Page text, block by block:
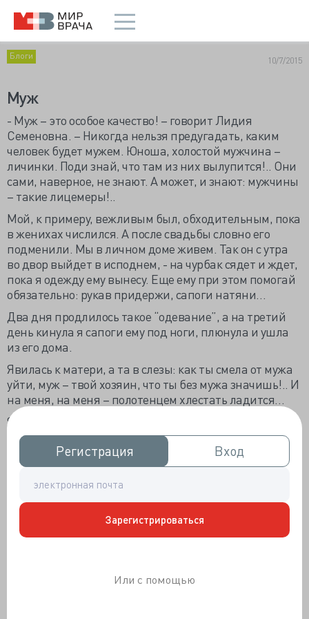
Регистрация
Регистрация Вход
Вход
Зарегистрироваться
Или с помощью
Блоги 10/7/2015
Муж
- Муж – это особое качество! – говорит Лидия
Семеновна. – Никогда нельзя предугадать, каким
человек будет мужем. Юноша, холостой мужчина –
личинки. Поди знай, что там из них вылупится!.. Они
сами, наверное, не знают. А может, и знают: мужчины
– такие лицемеры!..
Мой, к примеру, вежливым был, обходительным, пока
в женихах числился. А после свадьбы словно его
подменили. Мы в личном доме живем. Так он с утра
во двор выйдет в исподнем, - на чурбак сядет и ждет,
пока я одежду ему вынесу. Еще ему при этом помогай
обязательно: рукав придержи, сапоги натяни…
Два дня продлилось такое “одевание”, а на третий
день кинула я сапоги ему под ноги, плюнула и ушла
из его дома.
Явилась к матери, а та в слезы: как ты смела от мужа
уйти, муж – твой хозяин, что ты без мужа значишь!.. И
на меня, на меня – полотенцем хлестать ладится…
Я словно родилась в тот день, - такой вдруг сильной
себя ощутила, глядя на мать.
Ну нет, сказала ей в лицо, ты кудахчешь, как
свободный. И не нужен мне муж-хозяин, лучше уж
вовсе без мужа!.. А мать кричит: опомнись, дура, ты
что, ополоумела, от века заведено, что жена под
мужем ходит, под его началом.